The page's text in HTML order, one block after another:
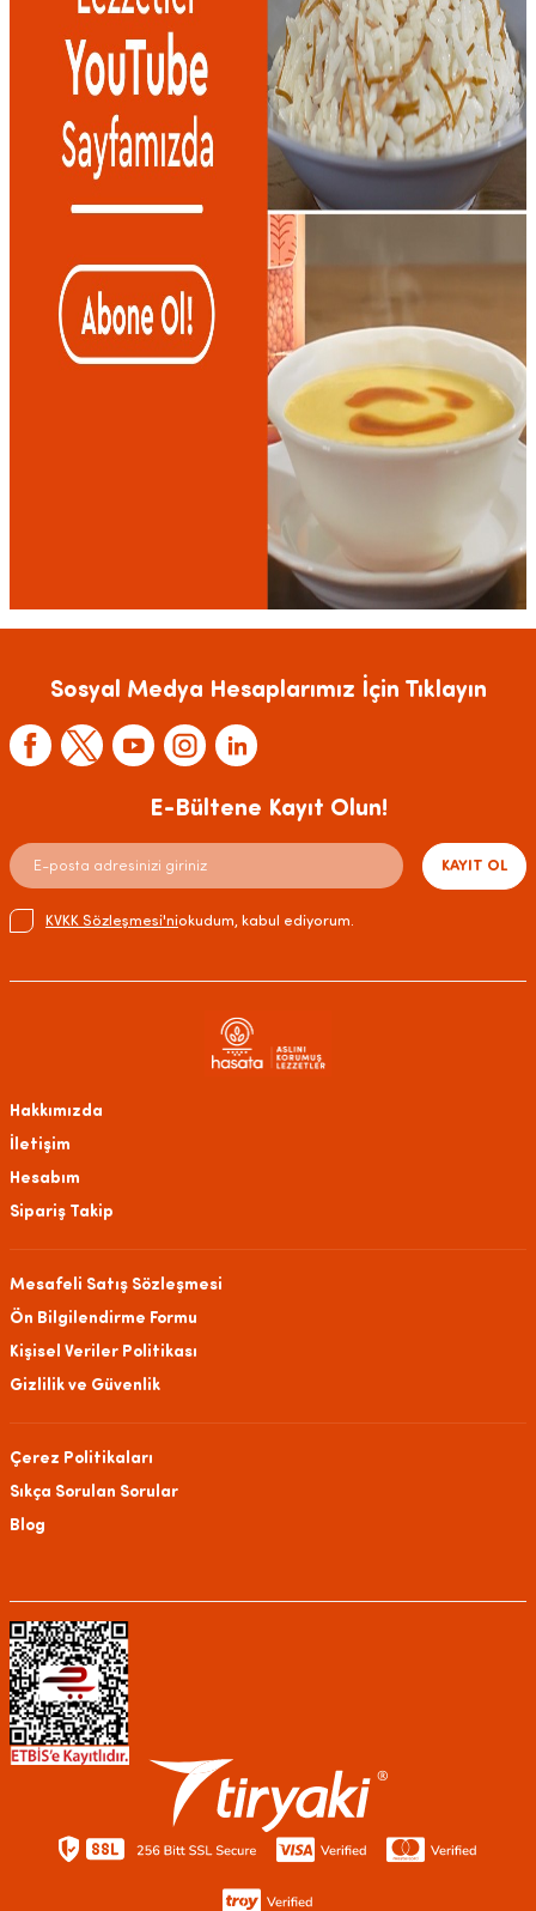
Sosyal Medya Hesaplarımız İçin Tıklayın
E-Bültene Kayıt Olun!
KAYIT OL
KVKK Sözleşmesi'niokudum, kabul ediyorum.
Hakkımızda
İletişim
Hesabım
Sipariş Takip
Mesafeli Satış Sözleşmesi
Ön Bilgilendirme Formu
Kişisel Veriler Politikası
Gizlilik ve Güvenlik
Çerez Politikaları
Sıkça Sorulan Sorular
Blog